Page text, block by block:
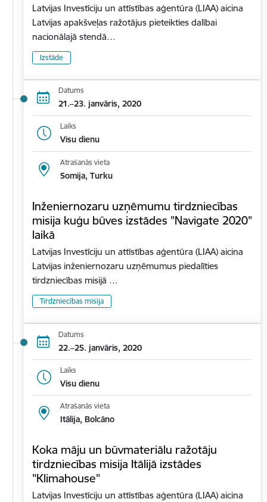
Latvijas Investīciju un attīstības aģentūra (LIAA) aicina
Latvijas apakšveļas ražotājus pieteikties dalībai
nacionālajā stendā…
Izstāde
Datums
21.–23. janvāris, 2020
Laiks
Visu dienu
Atrašanās vieta
Somija, Turku
Inženiernozaru uzņēmumu tirdzniecības
misija kuģu būves izstādes "Navigate 2020"
laikā
Latvijas Investīciju un attīstības aģentūra (LIAA) aicina
Latvijas inženiernozaru uzņēmumus piedalīties
tirdzniecības misijā …
Tirdzniecības misija
Datums
22.–25. janvāris, 2020
Laiks
Visu dienu
Atrašanās vieta
Itālija, Bolcāno
Koka māju un būvmateriālu ražotāju
tirdzniecības misija Itālijā izstādes
"Klimahouse"
Latvijas Investīciju un attīstības aģentūra (LIAA) aicina